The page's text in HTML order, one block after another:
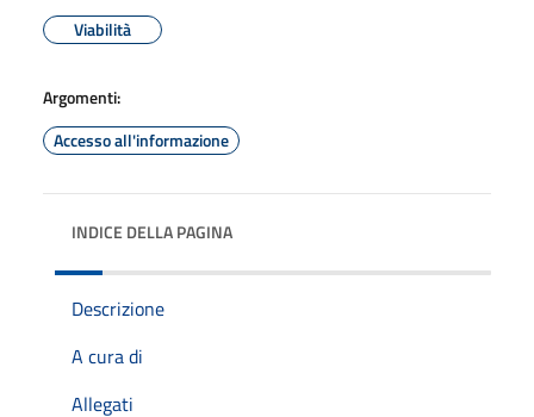
Viabilità
Argomenti:
Accesso all'informazione
INDICE DELLA PAGINA
Descrizione
A cura di
Allegati